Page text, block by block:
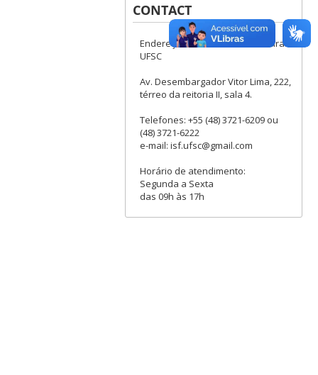
CONTACT
Endereço - Idiomas Sem Fronteiras
UFSC
Av. Desembargador Vitor Lima, 222,
térreo da reitoria II, sala 4.
Telefones: +55 (48) 3721-6209 ou
(48) 3721-6222
e-mail: isf.ufsc@gmail.com
Horário de atendimento:
Segunda a Sexta
das 09h às 17h